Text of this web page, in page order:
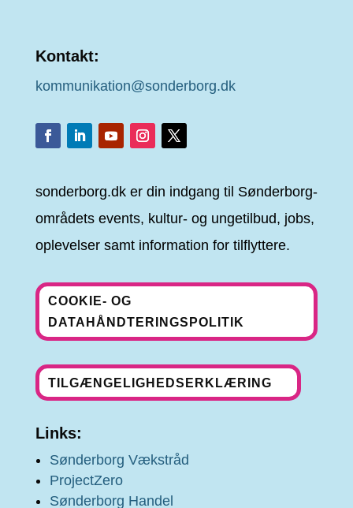
Kontakt:
kommunikation@sonderborg.dk
sonderborg.dk er din indgang til Sønderborg-
områdets events, kultur- og ungetilbud, jobs,
oplevelser samt information for tilflyttere.
COOKIE- OG
DATAHÅNDTERINGSPOLITIK
TILGÆNGELIGHEDSERKLÆRING
Links:
Sønderborg Vækstråd
ProjectZero
Sønderborg Handel